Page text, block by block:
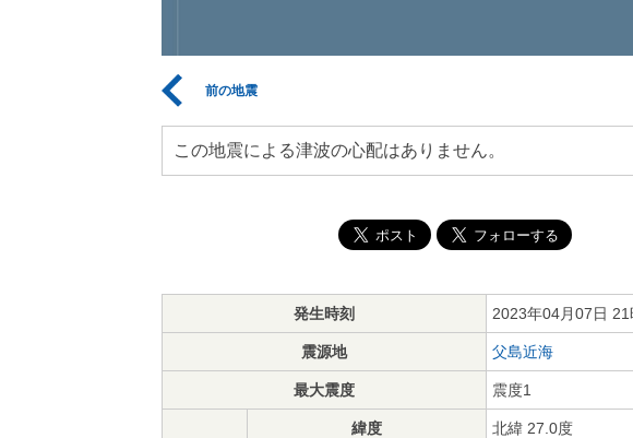
前の地震
この地震による津波の心配はありません。
発生時刻 2023年04月07日
震源地 父島近海
最大震度 震度1
緯度 北緯 27.0度